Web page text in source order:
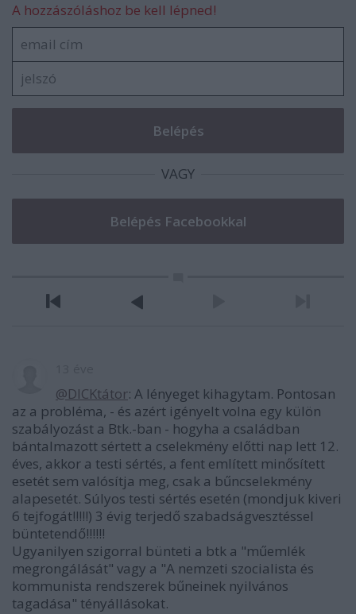
A hozzászóláshoz be kell lépned!
VAGY
@DICKtátor: A lényeget kihagytam. Pontosan
az a probléma, - és azért igényelt volna egy külön
szabályozást a Btk.-ban - hogyha a családban
bántalmazott sértett a cselekmény előtti nap lett 12.
éves, akkor a testi sértés, a fent említett minősített
esetét sem valósítja meg, csak a bűncselekmény
alapesetét. Súlyos testi sértés esetén (mondjuk kiveri
6 tejfogát!!!!!) 3 évig terjedő szabadságvesztéssel
büntetendő!!!!!!
Ugyanilyen szigorral bünteti a btk a "műemlék
megrongálását" vagy a "A nemzeti szocialista és
kommunista rendszerek bűneinek nyilvános
tagadása" tényállásokat.